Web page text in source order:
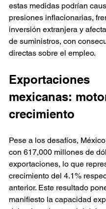
estas medidas podrían
presiones inflacionarias,
inversión extranjera y
de suministros, con
directas sobre el empleo.
Exportaciones
mexicanas:
crecimiento
Pese a los desafíos,
con 617,000 millones de
exportaciones, lo que
crecimiento del 4.1%
anterior. Este resultado
manifiesto la capacidad